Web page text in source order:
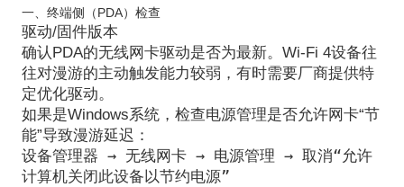
一、终端侧（PDA）检查
驱动/固件版本
确认PDA的无线网卡驱动是否为最新。Wi-Fi 4设备往
往对漫游的主动触发能力较弱，有时需要厂商提供特
定优化驱动。
如果是Windows系统，检查电源管理是否允许网卡“节
能”导致漫游延迟：
设备管理器 → 无线网卡 → 电源管理 → 取消“允许
计算机关闭此设备以节约电源”